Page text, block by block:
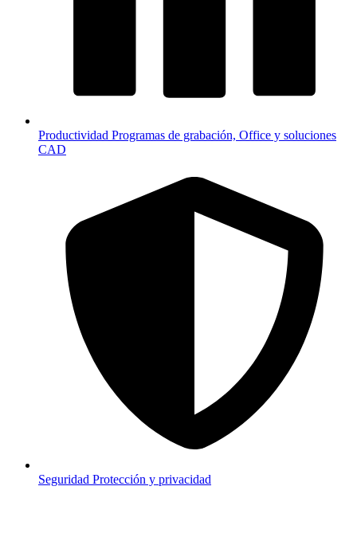
Productividad Programas de grabación, Office y soluciones
CAD
Seguridad Protección y privacidad